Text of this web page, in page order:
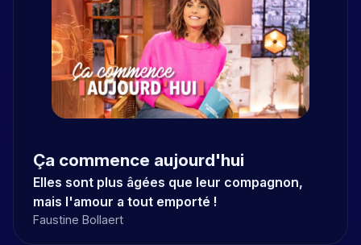
Ça commence aujourd'hui
Elles sont plus âgées que leur compagnon,
mais l'amour a tout emporté !
Faustine Bollaert